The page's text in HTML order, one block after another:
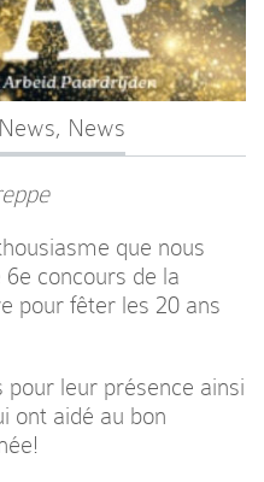
News, News
que nous
concours de la
pour fêter les 20 ans
leur présence ainsi
ont aidé au bon